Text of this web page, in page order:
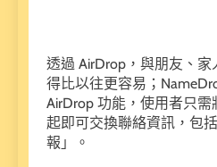
透過 AirDrop，與朋友、
得比以往更容易；
AirDrop 功能，使用者只需
起即可交換聯絡資訊，包
報」。